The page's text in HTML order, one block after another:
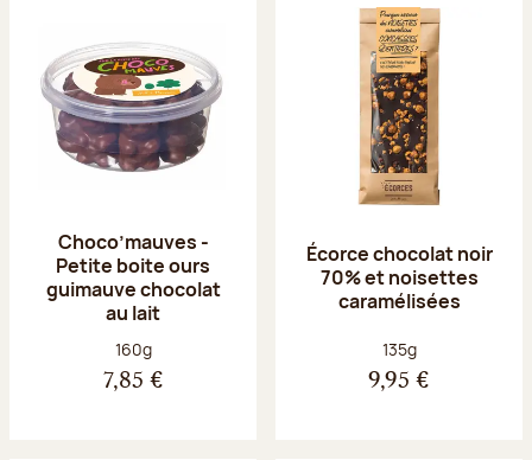
Choco’mauves -
Petite boite ours
guimauve chocolat
au lait
Poids net :
160g
7,85 €
Écorce chocolat noir
70% et noisettes
caramélisées
Poids net :
135g
9,95 €